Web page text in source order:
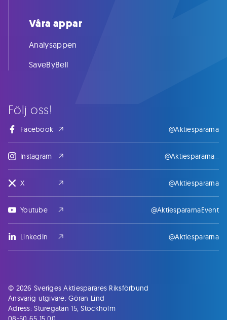
Följ oss!
Facebook @Aktiespararna
Instagram @Aktiespararna_
X @Aktiespararna
Youtube @AktiespararnaEvent
LinkedIn @Aktiespararna
Våra appar
Analysappen
SaveByBell
© 2026 Sveriges Aktiesparares Riksförbund
Ansvarig utgivare: Göran Lind
Adress: Sturegatan 15, Stockholm